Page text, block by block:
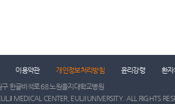
이용약관 개인정보처리방침 윤리강령
환자
한글비석로 68 노원을지대학교병원
MEDICAL CENTER, EULJI UNIVERSITY. ALL RIGHTS